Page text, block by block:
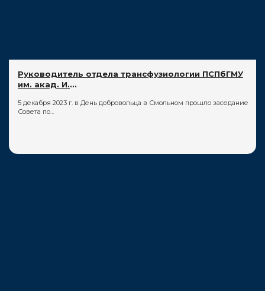
Руководитель отдела трансфузиологии ПСПбГМУ
им. акад. И....
5 декабря 2023 г. в День добровольца в Смольном прошло заседание
Совета по…